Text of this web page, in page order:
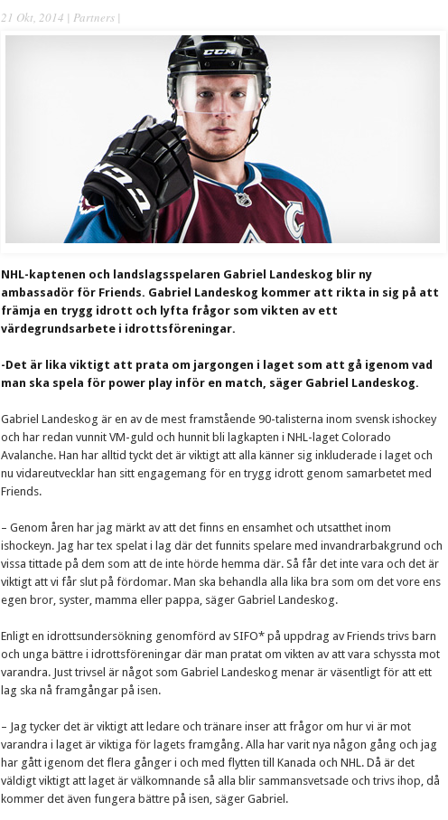
21 Okt, 2014 | Partners |
NHL-kaptenen och landslagsspelaren Gabriel Landeskog blir ny
ambassadör för Friends. Gabriel Landeskog kommer att rikta in sig på att
främja en trygg idrott och lyfta frågor som vikten av ett
värdegrundsarbete i idrottsföreningar.
-Det är lika viktigt att prata om jargongen i laget som att gå igenom vad
man ska spela för power play inför en match, säger Gabriel Landeskog.
Gabriel Landeskog är en av de mest framstående 90-talisterna inom svensk ishockey
och har redan vunnit VM-guld och hunnit bli lagkapten i NHL-laget Colorado
Avalanche. Han har alltid tyckt det är viktigt att alla känner sig inkluderade i laget och
nu vidareutvecklar han sitt engagemang för en trygg idrott genom samarbetet med
Friends.
– Genom åren har jag märkt av att det finns en ensamhet och utsatthet inom
ishockeyn. Jag har tex spelat i lag där det funnits spelare med invandrarbakgrund och
vissa tittade på dem som att de inte hörde hemma där. Så får det inte vara och det är
viktigt att vi får slut på fördomar. Man ska behandla alla lika bra som om det vore ens
egen bror, syster, mamma eller pappa, säger Gabriel Landeskog.
Enligt en idrottsundersökning genomförd av SIFO* på uppdrag av Friends trivs barn
och unga bättre i idrottsföreningar där man pratat om vikten av att vara schyssta mot
varandra. Just trivsel är något som Gabriel Landeskog menar är väsentligt för att ett
lag ska nå framgångar på isen.
– Jag tycker det är viktigt att ledare och tränare inser att frågor om hur vi är mot
varandra i laget är viktiga för lagets framgång. Alla har varit nya någon gång och jag
har gått igenom det flera gånger i och med flytten till Kanada och NHL. Då är det
väldigt viktigt att laget är välkomnande så alla blir sammansvetsade och trivs ihop, då
kommer det även fungera bättre på isen, säger Gabriel.